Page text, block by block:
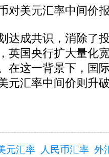
美元汇率中间价
成共识，消除了
英国央行扩大量化
在这一背景下，国
元汇率中间价则升
元汇率 人民币汇率 外